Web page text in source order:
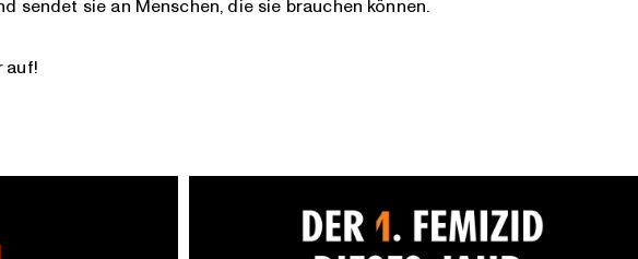
sendet sie an Menschen, die sie brauchen können.
auf!